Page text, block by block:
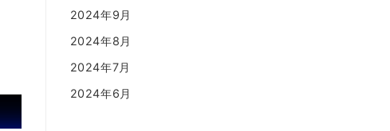
2024年9月
2024年8月
2024年7月
2024年6月